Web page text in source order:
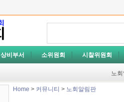
상비부서 소위원회 시찰위원회
노
Home > 커뮤니티 > 노회알림판